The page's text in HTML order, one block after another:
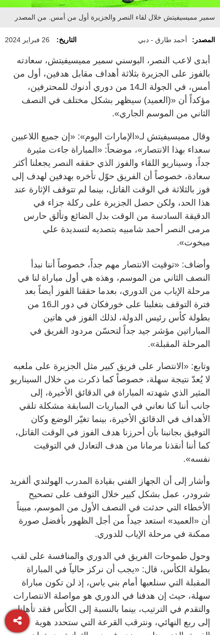
سمير مميسيفيتش خلال لقاء النصر والجزيرة أول من أمس. من المصدر
المصدر: أحمد طارق - دبي التاريخ: 26 فبراير 2024
أبدى لاعب النصر، البوسني سمير مميسيفيتش، سعادته
بالفوز على الجزيرة بثلاثة أهداف مقابل هدفين، أول من
أمس، في الجولة الـ14 من دوري أدنوك للمحترفين،
مؤكداً أن «(العميد) سيظهر بشكل مختلف في النصف
الثاني من الموسم الجاري».
وقال مميسيفيتش لـ«الإمارات اليوم»: «إن جميع اللاعبين
سعداء بهذا الانتصار»، موضحاً: «المباراة جاءت مثيرة
جداً، وسيناريو اللقاء والفوز الذي حققه النصر يجعلنا أكثر
سعادة، خصوصاً أن الفريق حوّل تأخره بهدفين لهدف إلى
فوز بالثلاثة في الوقت القاتل، بينما لم تتوقف الإثارة عند
هذا الحد، ولكن حصل الجزيرة على ركلة جزاء في
الدقيقة السادسة من الوقت بدل الضائع وتألق حارس
مرمى النصر أحمد شامبيه بتصديه لتسديدة علي
مبخوت».
وأضاف: «توقيت الانتصار مهم جداً، خصوصاً أننا نبدأ
النصف الثاني من الموسم، وهذه هي أول مباراة لنا في
مرحلة الإياب من الدوري، بعدما حققنا الفوز أيضاً بعد
فترة التوقف بتغلبنا على خورفكان في دور الـ16 من
بطولة كأس رئيس الدولة، لذلك الفوز في هاتين
المباراتين مؤشر جيد جداً لتحسّن مردود الفريق في
المرحلة المقبلة».
وتابع: «الانتصار على فريق كبير مثل الجزيرة على ملعبه
لا يُعدّ نتيجة سهلة، خصوصاً كما ذكرت من خلال السيناريو
المثير الذي شهدته المباراة في الدقائق الأخيرة، إلى
جانب أننا كنا نعاني في المباريات السابقة مشكلة تلقي
الأهداف في الدقائق الأخيرة، بينما تغيّر الوضع وكان
التوفيق بجانبنا بأن أحرزنا هدف الفوز في الوقت القاتل،
كما أننا أنقذنا مرمانا من هدف التعادل في التوقيت
نفسه».
وأشار إلى أن الجهاز الفني بقيادة المدرب الهولندي ألفريد
شرودر، عمل بشكل كبير خلال التوقف على تصحيح
الأخطاء التي حدثت في النصف الأول من الموسم، مبيناً
أن «العميد» استعد جيداً من أجل الظهور بأفضل صورة
ممكنة في مرحلة الإياب للدوري.
وحول طموحات الفريق في الدوري والمنافسة على لقب
بطولة الكأس، قال: «يجب أن نركز حالياً في المباراة
المقبلة التي سنلعبها أمام بني ياس، إذ لن تكون مباراة
سهلة، حيث إن هدفنا في الدوري هو مواصلة الانتصارات
والتقدم في الترتيب، بينما بالنسبة إلى الكأس فقد تأهلنا
إلى ربع النهائي، ونترقب القرعة التي ستحدد هوية